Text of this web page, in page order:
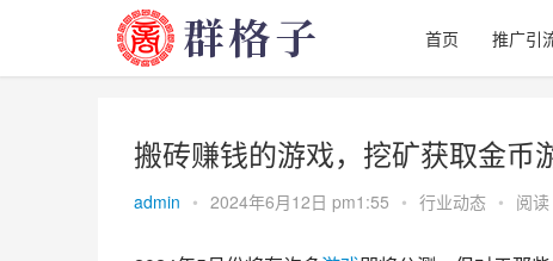
首页 推广引
搬砖赚钱的游戏，挖矿获取金币
admin • 2024年6月12日 pm1:55 • 行业动态 • 阅